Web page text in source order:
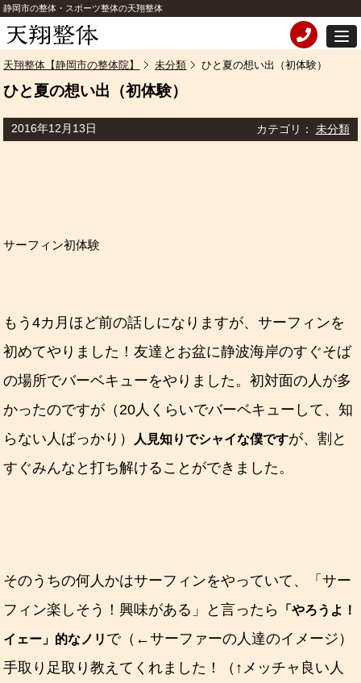
静岡市の整体・スポーツ整体の天翔整体
天翔整体【静岡市の整体院】 未分類 ひと夏の想い出（初体験）
ひと夏の想い出（初体験）
2016年12月13日 カテゴリ： 未分類
サーフィン初体験
もう4カ月ほど前の話しになりますが、サーフィンを
初めてやりました！友達とお盆に静波海岸のすぐそば
の場所でバーベキューをやりました。初対面の人が多
かったのですが（20人くらいでバーベキューして、知
らない人ばっかり）
人見知りでシャイな僕ですが、割と
すぐみんなと打ち解けることができました。
そのうちの何人かはサーフィンをやっていて、「サー
フィン楽しそう！興味がある」と言ったら
「やろうよ！
イェー」的なノリ で（←サーファーの人達のイメージ）
手取り足取り教えてくれました！（↑メッチャ良い人